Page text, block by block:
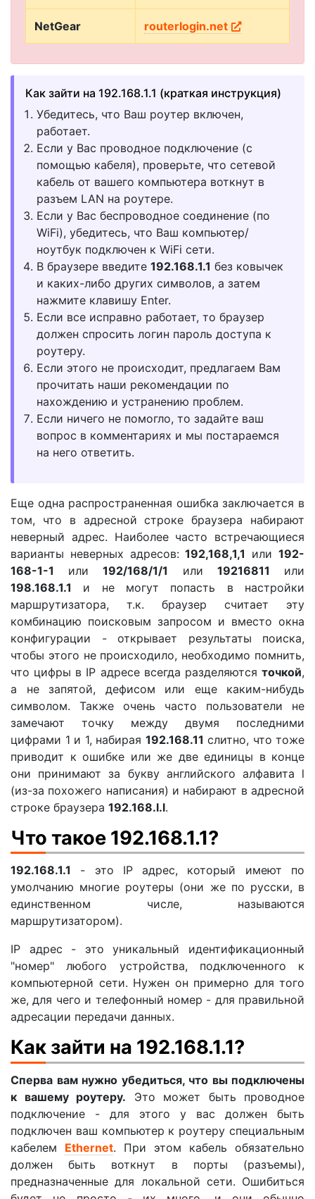
NetGear routerlogin.net
Как зайти на 192.168.1.1 (краткая инструкция)
Убедитесь, что Ваш роутер включен,
работает.
Если у Вас проводное подключение (с
помощью кабеля), проверьте, что сетевой
кабель от вашего компьютера воткнут в
разъем LAN на роутере.
Если у Вас беспроводное соединение (по
WiFi), убедитесь, что Ваш компьютер/
ноутбук подключен к WiFi сети.
В браузере введите 192.168.1.1 без ковычек
и каких-либо других символов, а затем
нажмите клавишу Enter.
Если все исправно работает, то браузер
должен спросить логин пароль доступа к
роутеру.
Если этого не происходит, предлагаем Вам
прочитать наши рекомендации по
нахождению и устранению проблем.
Если ничего не помогло, то задайте ваш
вопрос в комментариях и мы постараемся
на него ответить.
Еще одна распространенная ошибка заключается в
том, что в адресной строке браузера набирают
неверный адрес. Наиболее часто встречающиеся
варианты неверных адресов:192,168,1,1 или192-
168-1-1 или192/168/1/1 или 19216811 или
198.168.1.1 и не могут попасть в настройки
маршрутизатора, т.к. браузер считает эту
комбинацию поисковым запросом и вместо окна
конфигурации - открывает результаты поиска,
чтобы этого не происходило, необходимо помнить,
что цифры в IP адресе всегда разделяются точкой,
а не запятой, дефисом или еще каким-нибудь
символом. Также очень часто пользователи не
замечают точку между двумя последними
цифрами 1 и 1, набирая 192.168.11 слитно, что тоже
приводит к ошибке или же две единицы в конце
они принимают за букву английского алфавита l
(из-за похожего написания) и набирают в адресной
строке браузера 192.168.l.l.
Что такое 192.168.1.1?
192.168.1.1 - это IP адрес, который имеют по
умолчанию многие роутеры (они же по русски, в
единственном числе, называются
маршрутизатором).
IP адрес - это уникальный идентификационный
"номер" любого устройства, подключенного к
компьютерной сети. Нужен он примерно для того
же, для чего и телефонный номер - для правильной
адресации передачи данных.
Как зайти на 192.168.1.1?
Сперва вам нужно убедиться, что вы подключены
к вашему роутеру. Это может быть проводное
подключение - для этого у вас должен быть
подключен ваш компьютер к роутеру специальным
кабелем Ethernet. При этом кабель обязательно
должен быть воткнут в порты (разъемы),
предназначенные для локальной сети. Ошибиться